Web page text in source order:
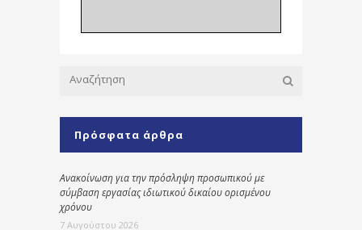
Πρόσφατα άρθρα
Ανακοίνωση για την πρόσληψη προσωπικού με
σύμβαση εργασίας ιδιωτικού δικαίου ορισμένου
χρόνου
7 Αυγούστου 2026